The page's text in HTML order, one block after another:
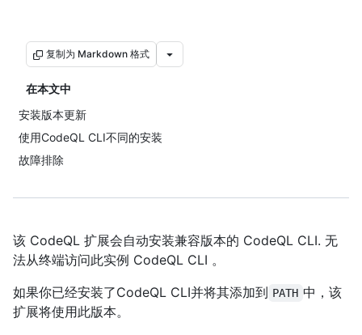
复制为 Markdown 格式
在本文中
安装版本更新
使用CodeQL CLI不同的安装
故障排除
该 CodeQL 扩展会自动安装兼容版本的 CodeQL CLI. 无
法从终端访问此实例 CodeQL CLI 。
如果你已经安装了CodeQL CLI并将其添加到 PATH 中，该
扩展将使用此版本。